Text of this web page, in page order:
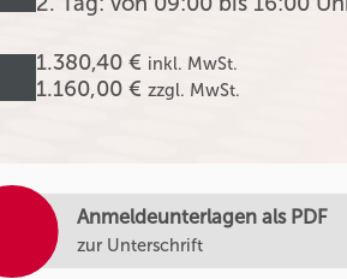
1.380,40 € inkl. MwSt.
1.160,00 € zzgl. MwSt.
Anmeldeunterlagen als PDF
zur Unterschrift